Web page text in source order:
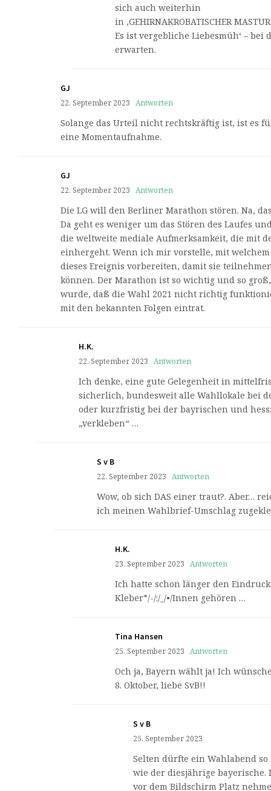
sich auch weiterhin
in ‚GEHIRNAKROBATISCHER
Es ist vergebliche Liebesmüh‘ – bei
erwarten.
GJ
22. September 2023 Antworten
Solange das Urteil nicht rechtskräftig ist, ist es
eine Momentaufnahme.
GJ
22. September 2023 Antworten
Die LG will den Berliner Marathon stören. Na,
Da geht es weniger um das Stören des Laufes
die weltweite mediale Aufmerksamkeit, die mit
einhergeht. Wenn ich mir vorstelle, mit
dieses Ereignis vorbereiten, damit sie
können. Der Marathon ist so wichtig und so
wurde, daß die Wahl 2021 nicht richtig
mit den bekannten Folgen eintrat.
H.K.
22. September 2023 Antworten
Ich denke, eine gute Gelegenheit in
sicherlich, bundesweit alle Wahllokale bei
oder kurzfristig bei der bayrischen und
„verkleben“ …
S v B
22. September 2023 Antworten
Wow, ob sich DAS einer traut?. Aber…
ich meinen Wahlbrief-Umschlag
H.K.
23. September 2023 Antworten
Ich hatte schon länger den
Kleber*/-/:/_/•/Innen gehören …
Tina Hansen
25. September 2023 Antworten
Och ja, Bayern wählt ja! Ich
8. Oktober, liebe SvB!!
S v B
25. September 2023
Selten dürfte ein Wahlabend
wie der diesjährige bayerische.
vor dem Bildschirm Platz